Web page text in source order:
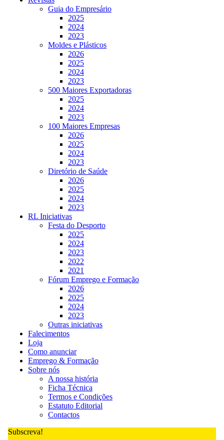
Guia do Empresário
2025
2024
2023
Moldes e Plásticos
2026
2025
2024
2023
500 Maiores Exportadoras
2025
2024
2023
100 Maiores Empresas
2026
2025
2024
2023
Diretório de Saúde
2026
2025
2024
2023
RL Iniciativas
Festa do Desporto
2025
2024
2023
2022
2021
Fórum Emprego e Formação
2026
2025
2024
2023
Outras iniciativas
Falecimentos
Loja
Como anunciar
Emprego & Formação
Sobre nós
A nossa história
Ficha Técnica
Termos e Condições
Estatuto Editorial
Contactos
Subscreva!